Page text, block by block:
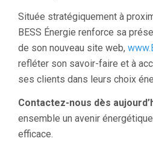
Située stratégiquement à
BESS Énergie renforce sa
de son nouveau site web,
refléter son savoir-faire et à
ses clients dans leurs choix
Contactez-nous dès
ensemble un avenir
efficace.